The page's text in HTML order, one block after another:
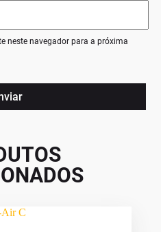
neste navegador para a próxima